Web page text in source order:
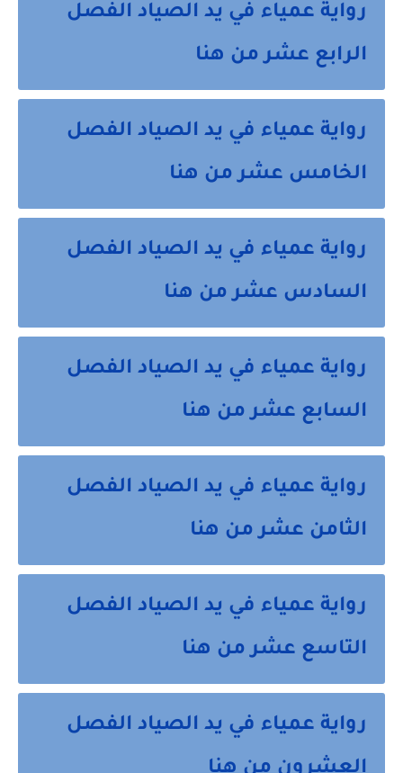
رواية عمياء في يد الصياد الفصل
الرابع عشر من هنا
رواية عمياء في يد الصياد الفصل
الخامس عشر من هنا
رواية عمياء في يد الصياد الفصل
السادس عشر من هنا
رواية عمياء في يد الصياد الفصل
السابع عشر من هنا
رواية عمياء في يد الصياد الفصل
الثامن عشر من هنا
رواية عمياء في يد الصياد الفصل
التاسع عشر من هنا
رواية عمياء في يد الصياد الفصل